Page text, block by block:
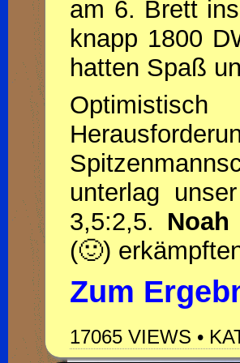
am 6. Brett
knapp 1800
hatten Spaß
unterlag
3,5:2,5. Noah
(🙂)
Zum
17065 VIEWS •